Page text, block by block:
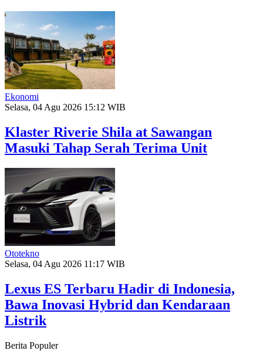
Ekonomi
Selasa, 04 Agu 2026 15:12 WIB
Klaster Riverie Shila at Sawangan
Masuki Tahap Serah Terima Unit
Ototekno
Selasa, 04 Agu 2026 11:17 WIB
Lexus ES Terbaru Hadir di Indonesia,
Bawa Inovasi Hybrid dan Kendaraan
Listrik
Berita Populer